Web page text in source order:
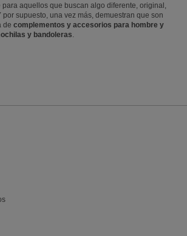
para aquellos que buscan algo diferente, original,
supuesto, una vez más, demuestran que son
de complementos y accesorios para hombre y
y bandoleras